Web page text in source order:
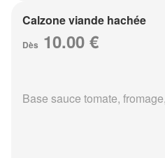
Calzone viande hachée
Dès 10.00 €
Base sauce tomate,